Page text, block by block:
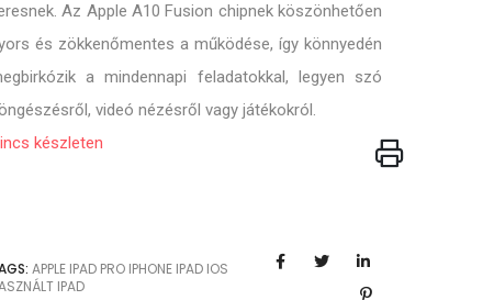
Az Apple A10 Fusion chipnek köszönhetően
és zökkenőmentes a működése, így könnyedén
a mindennapi feladatokkal, legyen szó
videó nézésről vagy játékokról.
készleten
APPLE IPAD PRO IPHONE IPAD IOS
IPAD